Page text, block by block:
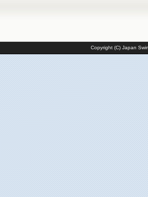
Copyright (C) Japan